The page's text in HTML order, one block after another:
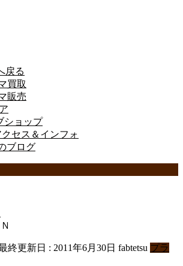
戻る
買取
販売
ショップ
クセス＆インフォ
ブログ
終更新日 : 2011年6月30日 fabtetsu プラ